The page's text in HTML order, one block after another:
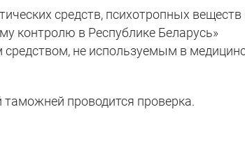
средств, психотропных веществ
контролю в Республике Беларусь»
не используемым в
проводится проверка.